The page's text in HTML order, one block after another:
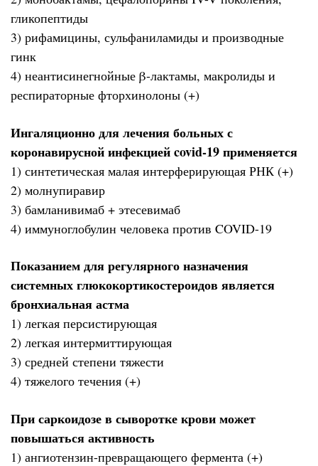
гликопептиды
3) рифамицины, сульфаниламиды и производные
гинк
4) неантисинегнойные β-лактамы, макролиды и
респираторные фторхинолоны (+)
Ингаляционно для лечения больных с
коронавирусной инфекцией covid-19 применяется
1) синтетическая малая интерферирующая РНК (+)
2) молнупиравир
3) бамланивимаб + этесевимаб
4) иммуноглобулин человека против COVID-19
Показанием для регулярного назначения
системных глюкокортикостероидов является
бронхиальная астма
1) легкая персистирующая
2) легкая интермиттирующая
3) средней степени тяжести
4) тяжелого течения (+)
При саркоидозе в сыворотке крови может
повышаться активность
1) ангиотензин-превращающего фермента (+)